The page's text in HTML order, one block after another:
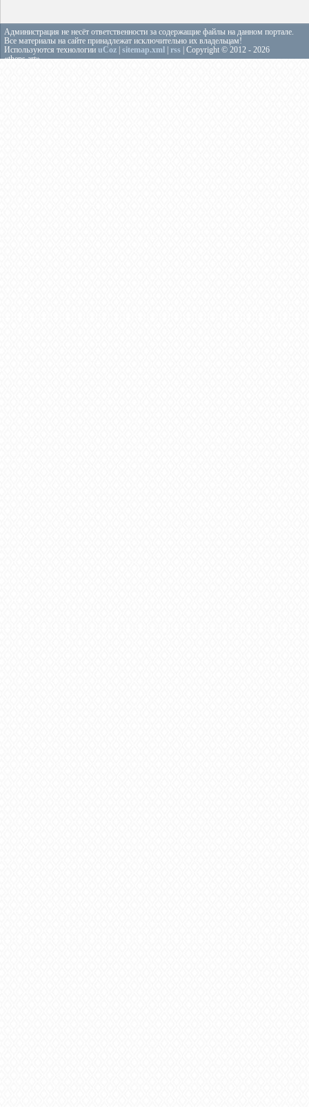
Администрация не несёт ответственности за содержащие файлы на данном портале.
Все материалы на сайте принадлежат исключительно их владельцам!
Используются технологии uCoz sitemap.xml rss | Copyright © 2012 - 2026
«theps.art»